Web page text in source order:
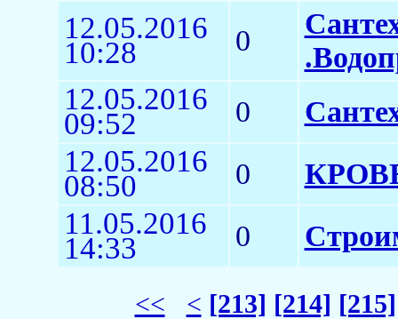
12.05.2016
10:28 0
12.05.2016
09:52 0
12.05.2016
08:50 0
11.05.2016
14:33 0
<< < [213] [214] [215]